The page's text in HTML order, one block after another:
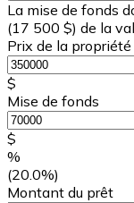
La mise de fonds
(17 500 $) de la
Prix de la propriété
$
Mise de fonds
$
%
(20.0%)
Montant du prêt